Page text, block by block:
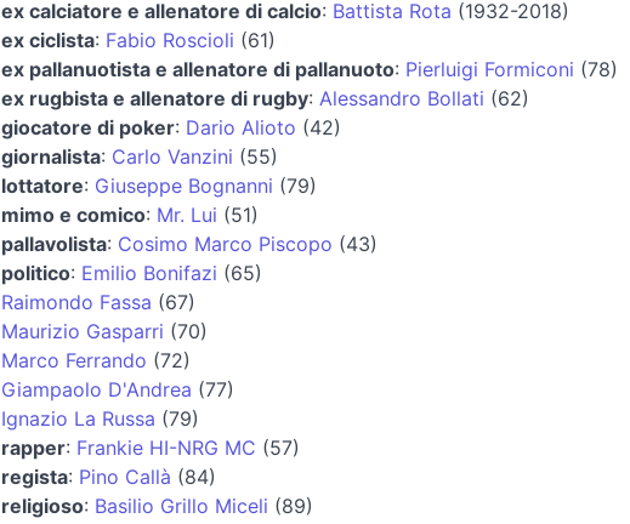
ex calciatore e allenatore di calcio: Battista Rota (1932-2018)
ex ciclista: Fabio Roscioli (61)
ex pallanuotista e allenatore di pallanuoto: Pierluigi Formiconi (78)
ex rugbista e allenatore di rugby: Alessandro Bollati (62)
giocatore di poker: Dario Alioto (42)
giornalista: Carlo Vanzini (55)
lottatore: Giuseppe Bognanni (79)
mimo e comico: Mr. Lui (51)
pallavolista: Cosimo Marco Piscopo (43)
politico: Emilio Bonifazi (65)
Raimondo Fassa (67)
Maurizio Gasparri (70)
Marco Ferrando (72)
Giampaolo D'Andrea (77)
Ignazio La Russa (79)
rapper: Frankie HI-NRG MC (57)
regista: Pino Callà (84)
religioso: Basilio Grillo Miceli (89)